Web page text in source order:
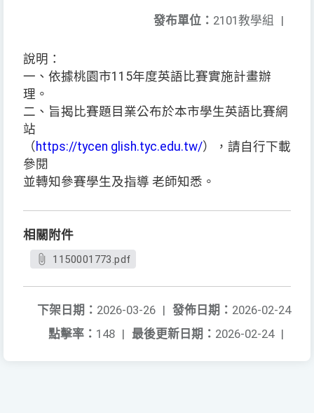
發布單位： 2101教學組 |
說明：
一、依據桃園市115年度英語比賽實施計畫辦
理。
二、旨揭比賽題目業公布於本市學生英語比賽網
站
（ https://tycen glish.tyc.edu.tw/），請自行下載
參閱
並轉知參賽學生及指導 老師知悉。
相關附件
1150001773.pdf
發佈日期： 2026-02-24
下架日期： 2026-03-26 |
最後更新日期： 2026-02-24 |
點擊率： 148 |